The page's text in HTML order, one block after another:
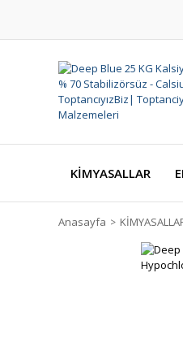
KİMYASALLAR
Anasayfa